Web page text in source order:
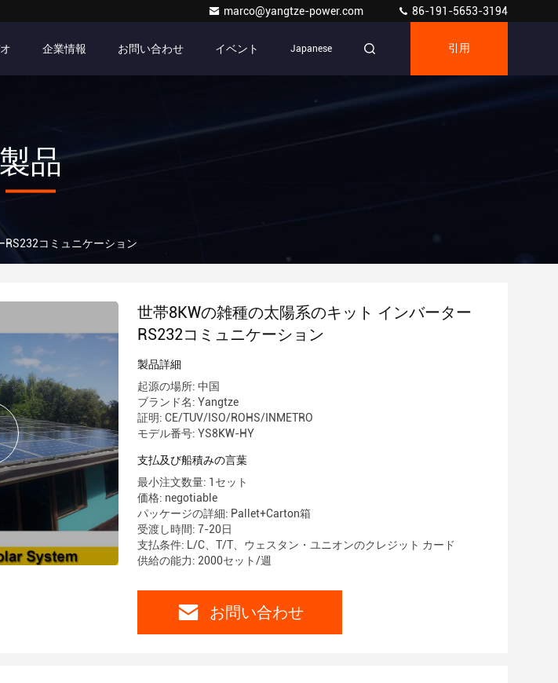
marco@yangtze-power.com 86-191-5653-3194
企業情報 お問い合わせ イベント Japanese 引用
製品
RS232コミュニケーション
世帯8KWの雑種の太陽系のキット インバーター
RS232コミュニケーション
製品詳細
起源の場所: 中国
ブランド名: Yangtze
証明: CE/TUV/ISO/ROHS/INMETRO
モデル番号: YS8KW-HY
支払及び船積みの言葉
最小注文数量: 1セット
価格: negotiable
パッケージの詳細: Pallet+Carton箱
受渡し時間: 7-20日
支払条件: L/C、T/T、ウェスタン・ユニオンのクレジット カード
供給の能力: 2000セット/週
お問い合わせ